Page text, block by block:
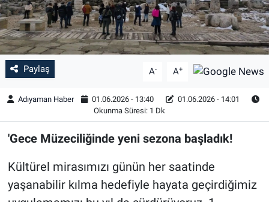
Paylaş A- A+
Adıyaman Haber 01.06.2026 - 13:40
01.06.2026 - 14:01
Okunma Süresi: 1 Dk
'Gece Müzeciliğinde yeni sezona başladık!
Kültürel mirasımızı günün her saatinde
yaşanabilir kılma hedefiyle hayata geçirdiğimiz
Yaşam
Çevre
Şambayat Haber